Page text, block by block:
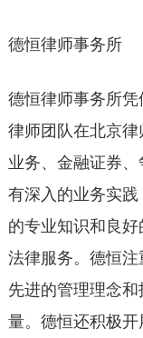
德恒律师事务所
德恒律师事务所
律师团队在北京律
业务、金融证券
有深入的业务实
的专业知识和良
法律服务。德恒
先进的管理理念
量。德恒还积极